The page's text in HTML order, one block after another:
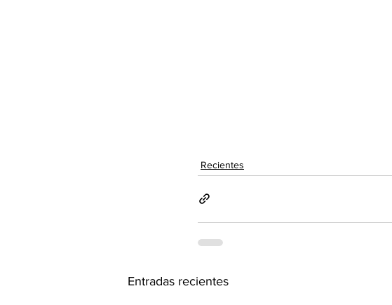
Recientes
Entradas recientes